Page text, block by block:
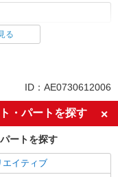
二新卒歓迎
夫歓迎
る
ID：AE0730612006
・パートを探す
ートを探す
エイティブ